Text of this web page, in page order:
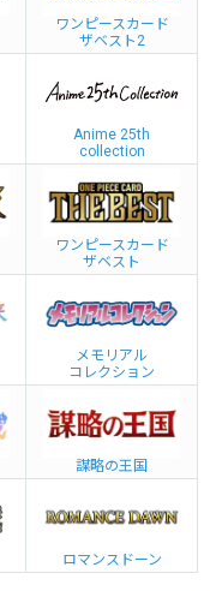
ワンピースカード
ザベスト2
Anime 25th
collection
ワンピースカード
ザベスト
メモリアル
コレクション
謀略の王国
ロマンスドーン